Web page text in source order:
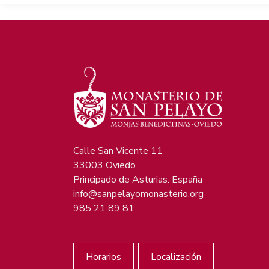
Calle San Vicente 11
33003 Oviedo
Principado de Asturias. España
info@sanpelayomonasterio.org
985 21 89 81
Horarios Localización